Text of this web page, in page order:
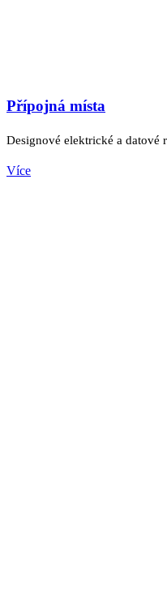
Přípojná místa
Designové elektrické a
Více